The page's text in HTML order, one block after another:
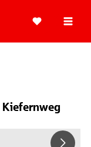
Kiefernweg